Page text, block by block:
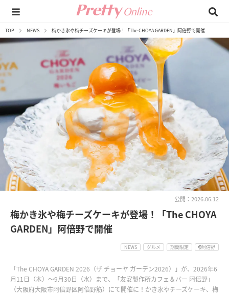
TOP NEWS 梅かき氷や梅チーズケーキが登場！「The CHOYA GARDEN」阿倍野で開催
公開：2026.06.12
梅かき氷や梅チーズケーキが登場！「The CHOYA
GARDEN」阿倍野で開催
NEWS グルメ 期間限定 阿倍野
「The CHOYA GARDEN 2026（ザ チョーヤ ガーデン2026）」が、2026年6
月11日（木）～9月30日（水）まで、「友安製作所カフェ＆バー 阿倍野」
（大阪府大阪市阿倍野区阿倍野筋）にて開催に！かき氷やチーズケーキ、梅